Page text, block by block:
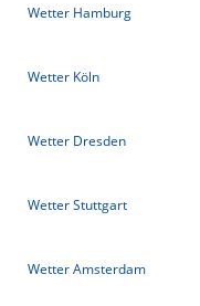
Wetter Hamburg
Wetter Köln
Wetter Dresden
Wetter Stuttgart
Wetter Amsterdam